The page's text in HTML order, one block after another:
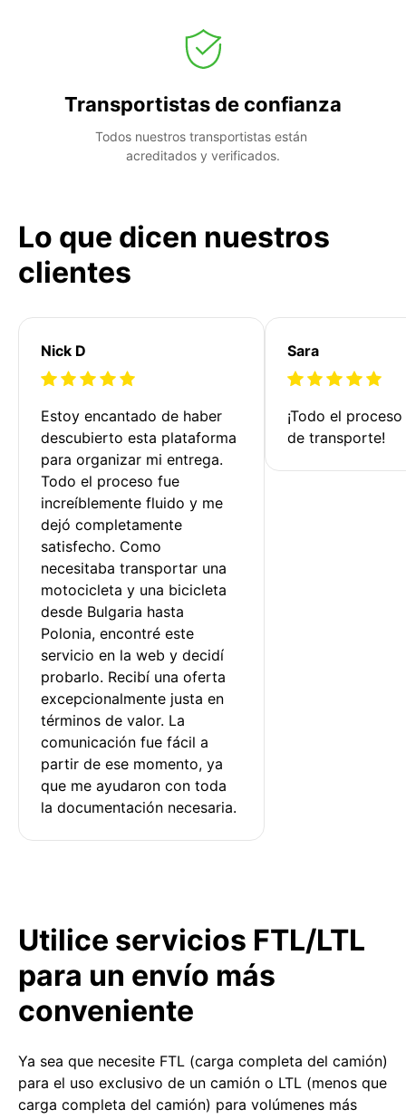
Transportistas de confianza
Todos nuestros transportistas están
acreditados y verificados.
Lo que dicen nuestros
clientes
Nick D
Estoy encantado de haber
descubierto esta plataforma
para organizar mi entrega.
Todo el proceso fue
increíblemente fluido y me
dejó completamente
satisfecho. Como
necesitaba transportar una
motocicleta y una bicicleta
desde Bulgaria hasta
Polonia, encontré este
servicio en la web y decidí
probarlo. Recibí una oferta
excepcionalmente justa en
términos de valor. La
comunicación fue fácil a
partir de ese momento, ya
que me ayudaron con toda
la documentación necesaria.
Sara
¡Todo el
de transporte!
Utilice servicios FTL/LTL
para un envío más
conveniente
Ya sea que necesite FTL (carga completa del camión)
para el uso exclusivo de un camión o LTL (menos que
carga completa del camión) para volúmenes más